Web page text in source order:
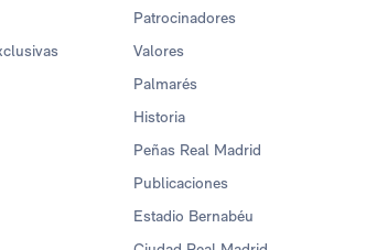
Patrocinadores
Valores
Palmarés
Historia
Peñas Real Madrid
Publicaciones
Estadio Bernabéu